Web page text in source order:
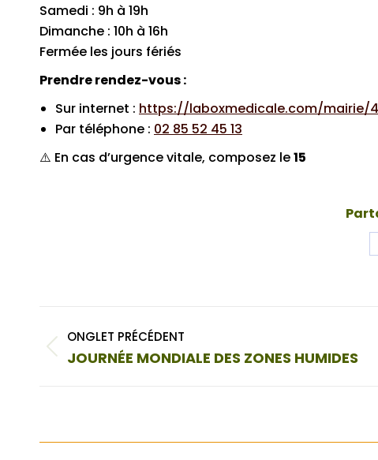
Samedi : 9h à 19h
Dimanche : 10h à 16h
Fermée les jours fériés
Prendre rendez-vous :
Sur internet : https://laboxmedicale.com/mairie/
Par téléphone : 02 85 52 45 13
⚠️ En cas d’urgence vitale, composez le15
Navigation
deONGLET PRÉCÉDENT
Onglet
JOURNÉE MONDIALE DES ZONES HUMIDES